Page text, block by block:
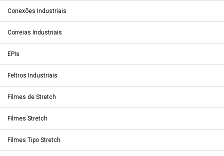
Conexões Industriais
Correias Industriais
EPIs
Feltros Industriais
Filmes de Stretch
Filmes Stretch
Filmes Tipo Stretch